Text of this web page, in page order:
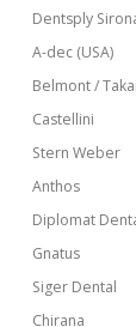
Dentsply
A-dec (USA)
Belmont /
Castellini
Stern Weber
Anthos
Diplomat
Gnatus
Siger Dental
Chirana